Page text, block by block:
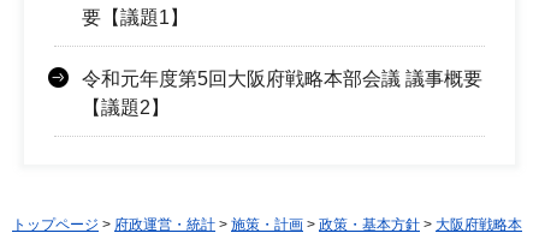
要【議題1】
令和元年度第5回大阪府戦略本部会議 議事概要
【議題2】
トップページ > 府政運営・統計 > 施策・計画 > 政策・基本方針 > 大阪府戦略本